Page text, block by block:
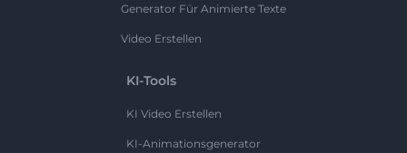
Generator Für Animierte Texte
Video Erstellen
KI-Tools
KI Video Erstellen
KI-Animationsgenerator